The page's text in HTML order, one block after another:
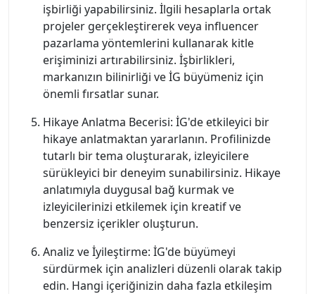
işbirliği yapabilirsiniz. İlgili hesaplarla ortak
projeler gerçekleştirerek veya influencer
pazarlama yöntemlerini kullanarak kitle
erişiminizi artırabilirsiniz. İşbirlikleri,
markanızın bilinirliği ve İG büyümeniz için
önemli fırsatlar sunar.
Hikaye Anlatma Becerisi: İG'de etkileyici bir
hikaye anlatmaktan yararlanın. Profilinizde
tutarlı bir tema oluşturarak, izleyicilere
sürükleyici bir deneyim sunabilirsiniz. Hikaye
anlatımıyla duygusal bağ kurmak ve
izleyicilerinizi etkilemek için kreatif ve
benzersiz içerikler oluşturun.
Analiz ve İyileştirme: İG'de büyümeyi
sürdürmek için analizleri düzenli olarak takip
edin. Hangi içeriğinizin daha fazla etkileşim